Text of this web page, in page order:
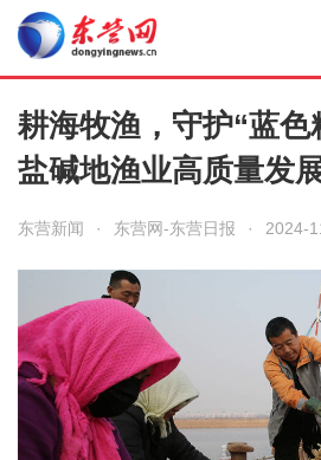
耕海牧渔，守护“蓝
盐碱地渔业高质量发
东营新闻 · 东营网-东营日报 · 2024-